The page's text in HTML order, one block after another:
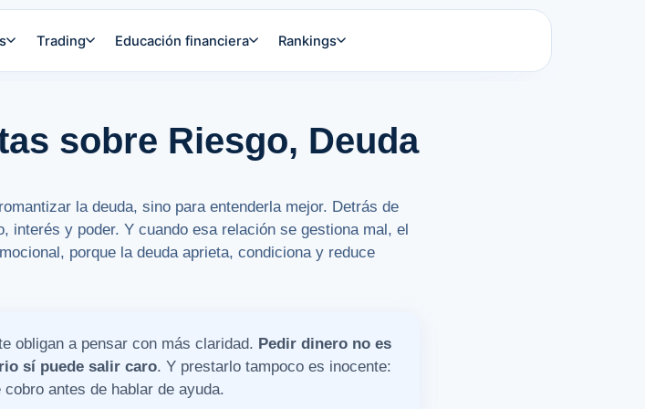
Trading Educación financiera Rankings
sobre Riesgo, Deuda
la deuda, sino para entenderla mejor. Detrás de
interés y poder. Y cuando esa relación se gestiona mal, el
porque la deuda aprieta, condiciona y reduce
obligan a pensar con más claridad. Pedir dinero no es
sí puede salir caro. Y prestarlo tampoco es inocente:
antes de hablar de ayuda.